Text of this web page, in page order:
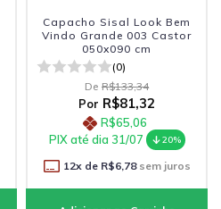
Capacho Sisal Look Bem
Vindo Grande 003 Castor
050x090 cm
(0)
De R$133,34
Por R$81,32
R$65,06
PIX até dia 31/07
20%
12x de R$6,78sem juros